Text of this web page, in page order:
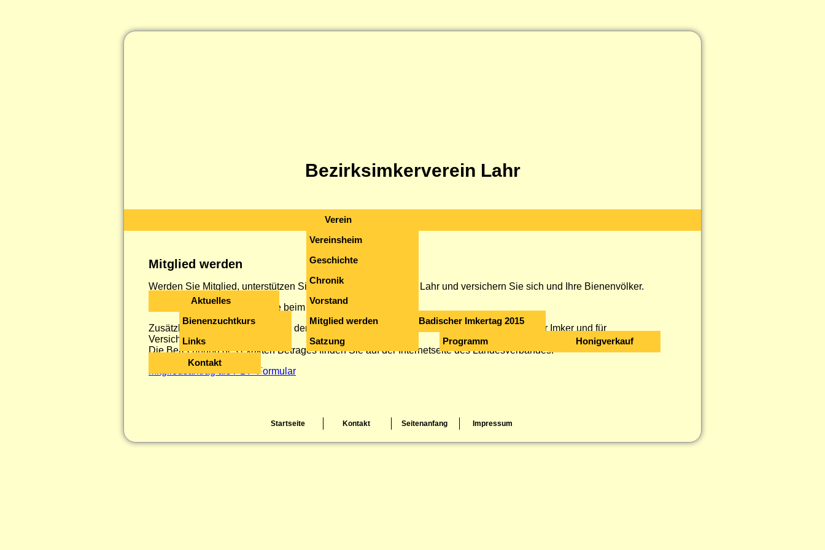
Bezirksimkerverein Lahr
Aktuelles
Bienenzuchtkurs
Links
Verein
Vereinsheim
Geschichte
Chronik
Vorstand
Mitglied werden
Satzung
Badischer Imkertag 2015
Programm
Honigverkauf
Kontakt
Mitglied werden
Werden Sie Mitglied, unterstützen Sie den Bezirksimkerverein Lahr und versichern Sie sich und Ihre Bienenvölker.
Den Jahresbeitrag können Sie beim Vorstand nachfragen.
Zusätzlich entstehen Beiträge für den Deutschen Imkerbund, den Landesverband Badischer Imker und für
Versicherungen.
Die Berechnung des exakten Betrages finden Sie auf der Internetseite des Landesverbandes.
Mitgliedsantrag als PDF-Formular
Startseite Kontakt Seitenanfang Impressum